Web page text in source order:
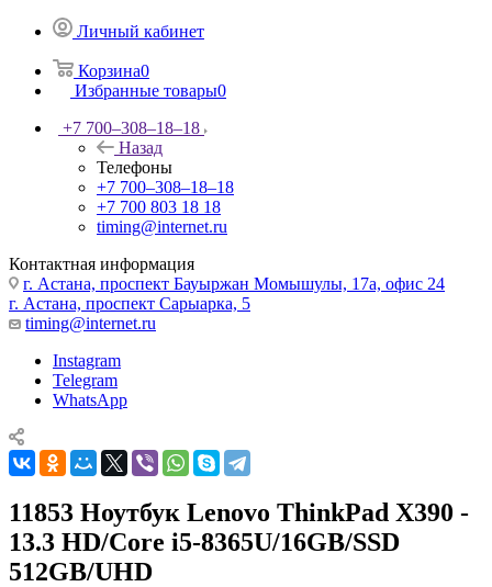
Личный кабинет
Корзина0
Избранные товары0
+7 700‒308‒18‒18
Назад
Телефоны
+7 700‒308‒18‒18
+7 700 803 18 18
timing@internet.ru
Контактная информация
г. Астана, проспект Бауыржан Момышулы, 17а, офис 24
г. Астана, проспект Сарыарка, 5
timing@internet.ru
Instagram
Telegram
WhatsApp
11853 Ноутбук Lenovo ThinkPad X390 -
13.3 HD/Core i5-8365U/16GB/SSD
512GB/UHD